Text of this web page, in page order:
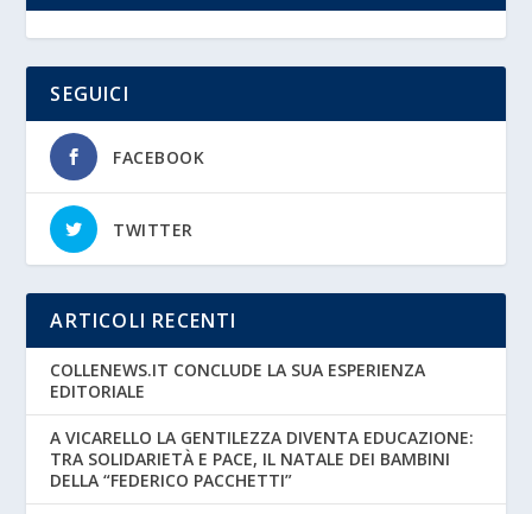
SEGUICI
FACEBOOK
TWITTER
ARTICOLI RECENTI
COLLENEWS.IT CONCLUDE LA SUA ESPERIENZA
EDITORIALE
A VICARELLO LA GENTILEZZA DIVENTA EDUCAZIONE:
TRA SOLIDARIETÀ E PACE, IL NATALE DEI BAMBINI
DELLA “FEDERICO PACCHETTI”